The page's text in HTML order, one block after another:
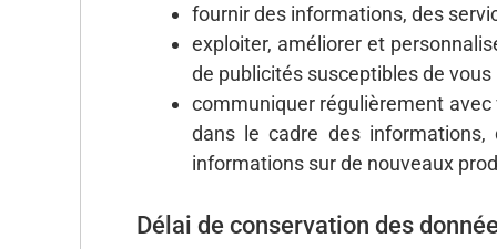
fournir des informations, des
exploiter, améliorer et
de publicités susceptibles de vous
communiquer régulièrement
dans le cadre des
informations sur de nouveaux
Délai de conservation des